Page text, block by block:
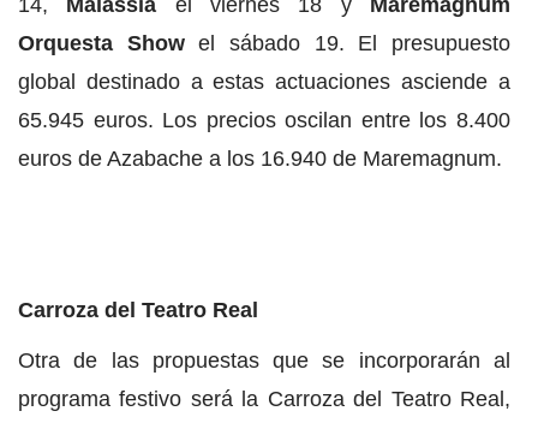
14, Malassia el viernes 18 y Maremagnum
Orquesta Showel sábado 19. El presupuesto
global destinado a estas actuaciones asciende a
65.945 euros. Los precios oscilan entre los 8.400
euros de Azabache a los 16.940 de Maremagnum.
Carroza del Teatro Real
Otra de las propuestas que se incorporarán al
programa festivo será la Carroza del Teatro Real,